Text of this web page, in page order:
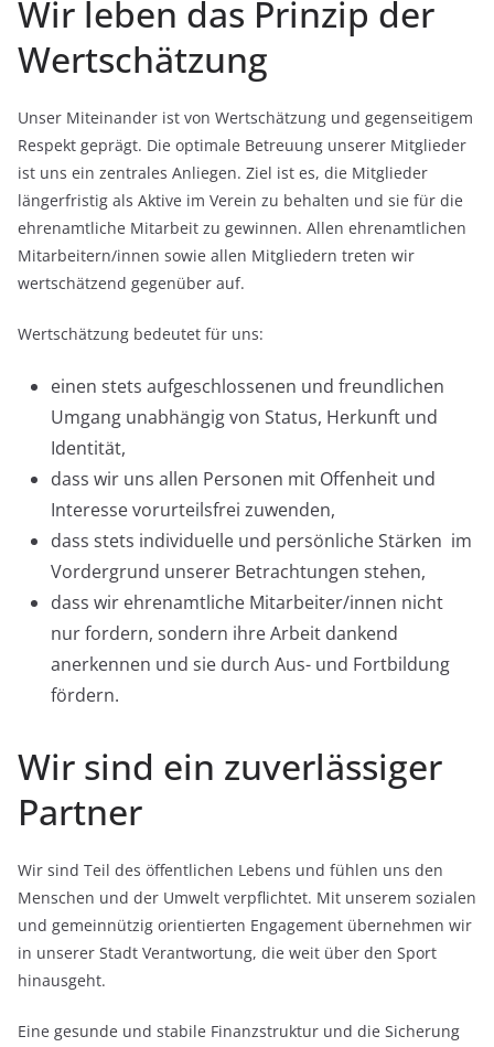
Wir leben das Prinzip der
Wertschätzung
Unser Miteinander ist von Wertschätzung und gegenseitigem
Respekt geprägt. Die optimale Betreuung unserer Mitglieder
ist uns ein zentrales Anliegen. Ziel ist es, die Mitglieder
längerfristig als Aktive im Verein zu behalten und sie für die
ehrenamtliche Mitarbeit zu gewinnen. Allen ehrenamtlichen
Mitarbeitern/innen sowie allen Mitgliedern treten wir
wertschätzend gegenüber auf.
Wertschätzung bedeutet für uns:
einen stets aufgeschlossenen und freundlichen
Umgang unabhängig von Status, Herkunft und
Identität,
dass wir uns allen Personen mit Offenheit und
Interesse vorurteilsfrei zuwenden,
dass stets individuelle und persönliche Stärken im
Vordergrund unserer Betrachtungen stehen,
dass wir ehrenamtliche Mitarbeiter/innen nicht
nur fordern, sondern ihre Arbeit dankend
anerkennen und sie durch Aus- und Fortbildung
fördern.
Wir sind ein zuverlässiger
Partner
Wir sind Teil des öffentlichen Lebens und fühlen uns den
Menschen und der Umwelt verpflichtet. Mit unserem sozialen
und gemeinnützig orientierten Engagement übernehmen wir
in unserer Stadt Verantwortung, die weit über den Sport
hinausgeht.
Eine gesunde und stabile Finanzstruktur und die Sicherung